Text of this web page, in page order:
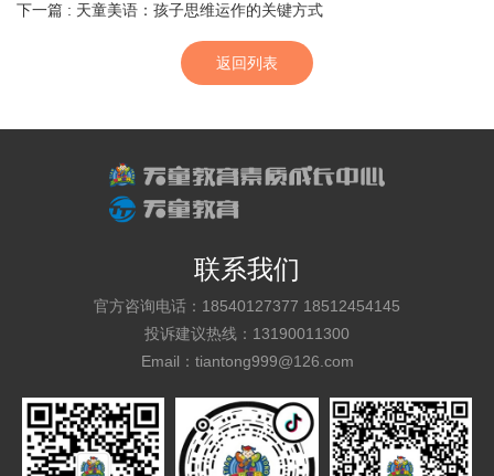
下一篇 : 天童美语：孩子思维运作的关键方式
返回列表
联系我们
官方咨询电话：18540127377 18512454145
投诉建议热线：13190011300
Email：tiantong999@126.com